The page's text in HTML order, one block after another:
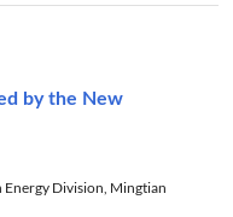
by the New
Energy Division, Mingtian